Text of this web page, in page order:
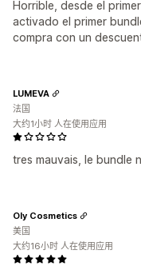
Horrible, desde el
activado el primer
compra con un
tres mauvais, le bundle
LUMEVA
法国
大约1小时 人在使用应用
Oly Cosmetics
美国
大约16小时 人在使用应用